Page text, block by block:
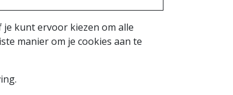
kunt ervoor kiezen om alle
manier om je cookies aan te